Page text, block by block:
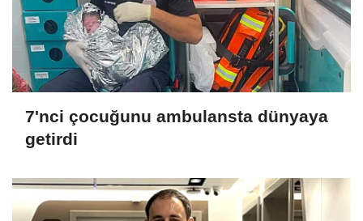
7'nci çocuğunu ambulansta dünyaya
getirdi